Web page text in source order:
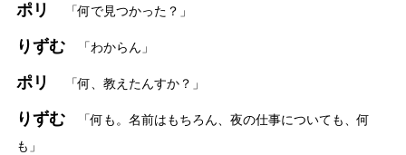
ポリ
「何で見つかった？」
りずむ 「わからん」
ポリ 「何、教えたんすか？」
りずむ 「何も。名前はもちろん、夜の仕事についても、何
も」